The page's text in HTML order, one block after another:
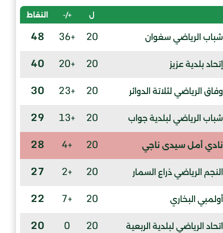
ل +/- النقاط
شباب الرياضي سغوان 20
+36
48
إتحاد بلدية عزيز 20
+20
40
وفاق الرياضي لثلاتة الدوائر 20
+23
30
شباب الرياضي لبلدية جواب 20
+13
29
نادي أمل سيدى ناجي 20
+4
28
النجم الرياضي ذراع السمار 20
+2
27
أولمبي البخاري 20
+7
22
اتحاد الرياضي لبلدية الربعية 20
0
20